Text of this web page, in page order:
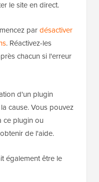
le site en direct.
pardésactiver
. Réactivez-les
chacun si l'erreur
d'un plugin
cause. Vous pouvez
ce plugin ou
de l'aide.
également être le